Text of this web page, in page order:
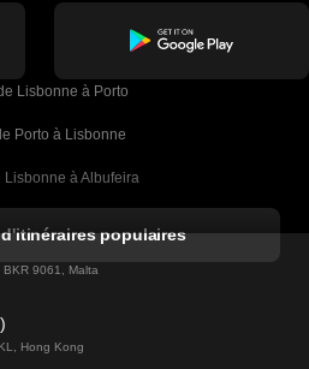
Lisbonne à Porto
Porto à Lisbonne
Lisbonne à Albufeira
Lisbonne à Lagos
Lisbonne à Madrid
populaires
9061, Malta
Hong Kong